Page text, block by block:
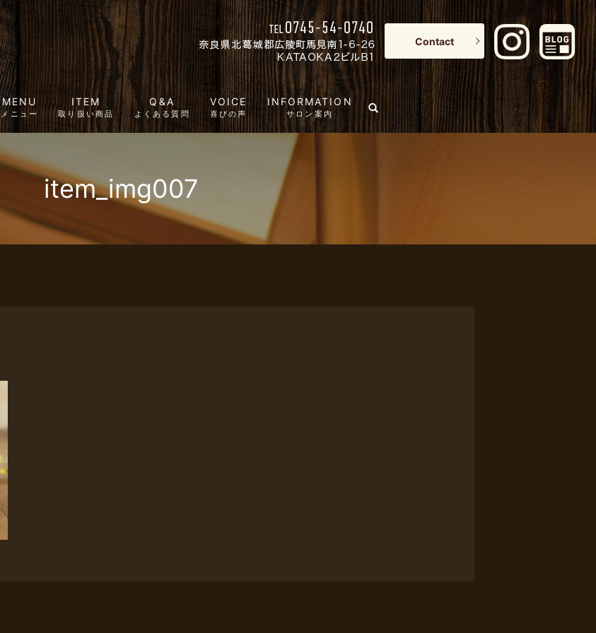
MENU
メニュー
ITEM
取り扱い商品
Q&A
よくある質問
VOICE
喜びの声
INFORMATION
サロン案内
search
Contact
item_img007